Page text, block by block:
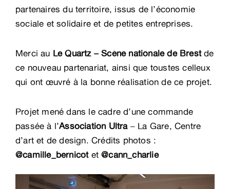
partenaires du territoire, issus de l’économie
sociale et solidaire et de petites entreprises.
Merci au Le Quartz – Scène nationale de Brestde
ce nouveau partenariat, ainsi que toustes celleux
qui ont œuvré à la bonne réalisation de ce projet.
Projet mené dans le cadre d’une commande
passée à l’Association Ultra– La Gare, Centre
d’art et de design. Crédits photos :
@camille_bernicotet@cann_charlie